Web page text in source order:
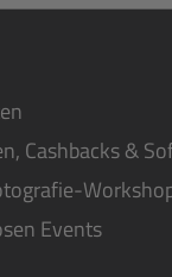
Cashbacks &
Events